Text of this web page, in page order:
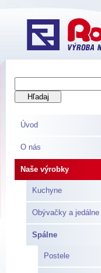
Úvod
O nás
Naše výrobky
Kuchyne
Obývačky a jedálne
Spálne
Postele